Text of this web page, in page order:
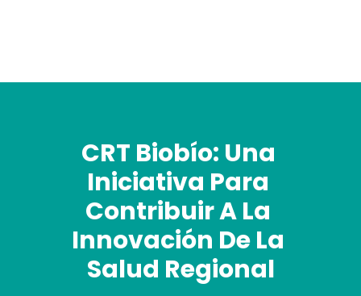
CRT Biobío: Una
Iniciativa Para
Contribuir A La
Innovación De La
Salud Regional